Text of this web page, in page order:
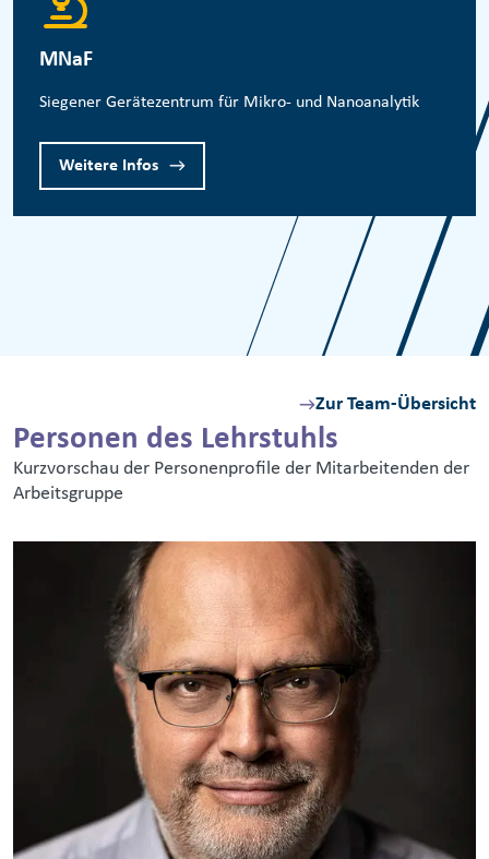
MNaF
Siegener Gerätezentrum für Mikro- und Nanoanalytik
Weitere Infos
Personen des Lehrstuhls
Kurzvorschau der Personenprofile der Mitarbeitenden der
Arbeitsgruppe
Zur Team-Übersicht